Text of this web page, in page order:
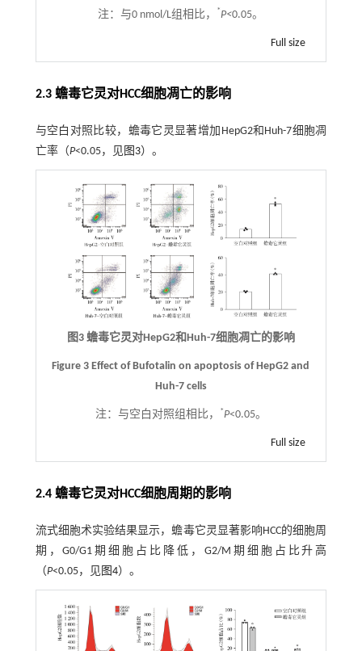
注：与0 nmol/L组相比， *P<0.05。
Full size
2.3 蟾毒它灵对HCC细胞凋亡的影响
与空白对照比较，蟾毒它灵显著增加HepG2和Huh-7细胞凋
亡率（P<0.05，见图3）。
图3 蟾毒它灵对HepG2和Huh-7细胞凋亡的影响
Figure 3 Effect of Bufotalin on apoptosis of HepG2 and
Huh-7 cells
注： 与空白对照组相比， *P<0.05。
Full size
2.4 蟾毒它灵对HCC细胞周期的影响
流式细胞术实验结果显示，蟾毒它灵显著影响HCC的细胞周
期，G0/G1期细胞占比降低，G2/M期细胞占比升高
（P<0.05，见图4）。